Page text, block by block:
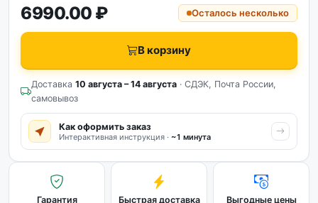
6990.00 ₽ Осталось несколько
В корзину
Доставка 10 августа – 14 августа · СДЭК, Почта России,
самовывоз
Как оформить заказ
Интерактивная инструкция · ~1 минута
Гарантия Быстрая доставка Выгодные цены